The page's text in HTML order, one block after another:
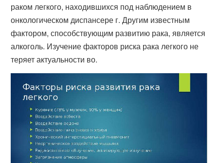
раком легкого, находившихся под наблюдением в
онкологическом диспансере г. Другим известным
фактором, способствующим развитию рака, является
алкоголь. Изучение факторов риска рака легкого не
теряет актуальности во​.